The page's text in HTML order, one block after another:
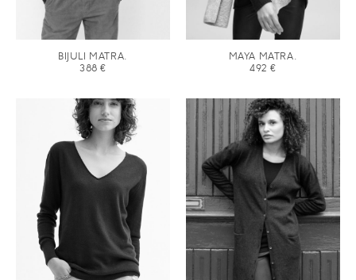
BIJULI MATRA.
388€
MAYA MATRA.
492€